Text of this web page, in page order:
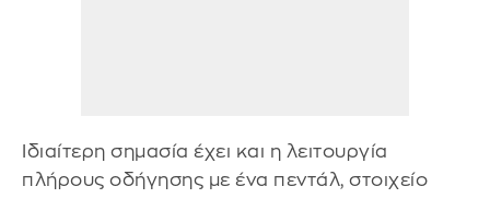
Ιδιαίτερη σημασία έχει και η λειτουργία
πλήρους οδήγησης με ένα πεντάλ, στοιχείο